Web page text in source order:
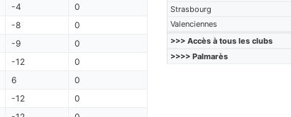
Strasbourg
Valenciennes
>>> Accès à tous les clubs
>>>> Palmarès
-4
0
-8
0
-9
0
-12
0
6
0
-12
0